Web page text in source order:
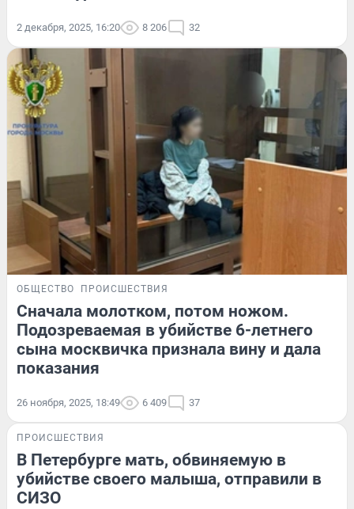
2 декабря, 2025, 16:20 8 206 32
ОБЩЕСТВО ПРОИСШЕСТВИЯ
Сначала молотком, потом ножом.
Подозреваемая в убийстве 6-летнего
сына москвичка признала вину и дала
показания
26 ноября, 2025, 18:49 6 409 37
ПРОИСШЕСТВИЯ
В Петербурге мать, обвиняемую в
убийстве своего малыша, отправили в
СИЗО